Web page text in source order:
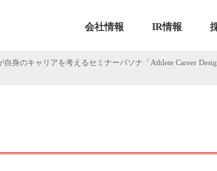
会社情報 IR情報
自身のキャリアを考えるセミナーパソナ「Athlete Career